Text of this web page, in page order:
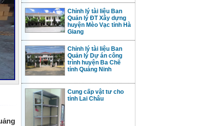
Chỉnh lý tài liệu Ban
Quản lý ĐT Xây dựng
huyện Mèo Vạc tỉnh Hà
Giang
Chỉnh lý tài liệu Ban
Quản lý Dự án công
trình huyện Ba Chẽ
tỉnh Quảng Ninh
Cung cấp vật tư cho
tỉnh Lai Châu